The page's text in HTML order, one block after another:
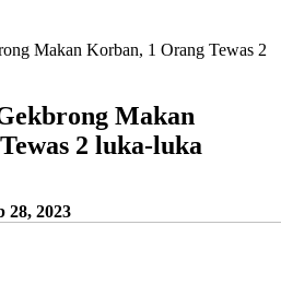
Makan Korban, 1 Orang Tewas 2
Makan
2 luka-luka
28, 2023